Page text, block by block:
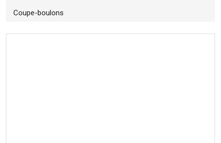
Coupe-boulons